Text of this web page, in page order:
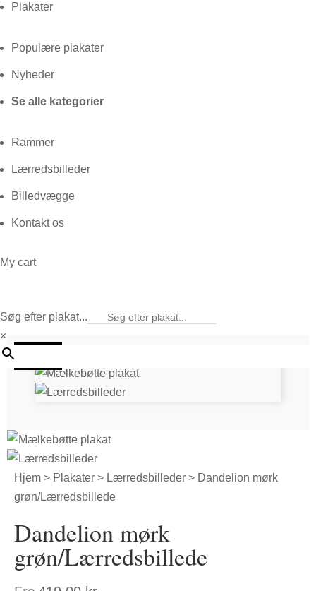
Plakater
Populære plakater
Nyheder
Se alle kategorier
Rammer
Lærredsbilleder
Billedvægge
Kontakt os
My cart
Søg efter plakat...
×
Hjem > Plakater > Lærredsbilleder > Dandelion mørk
grøn/Lærredsbillede
Dandelion mørk
grøn/Lærredsbillede